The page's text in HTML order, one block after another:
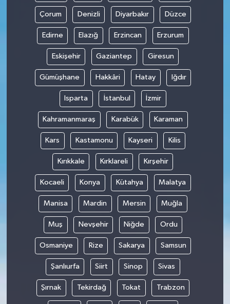
Çorum Denizli Diyarbakır Düzce
Edirne Elazığ Erzincan Erzurum
Eskişehir Gaziantep Giresun
Gümüşhane Hakkâri Hatay Iğdır
Isparta İstanbul İzmir
Kahramanmaraş Karabük Karaman
Kars Kastamonu Kayseri Kilis
Kırıkkale Kırklareli Kırşehir
Kocaeli Konya Kütahya Malatya
Manisa Mardin Mersin Muğla
Muş Nevşehir Niğde Ordu
Osmaniye Rize Sakarya Samsun
Şanlıurfa Siirt Sinop Sivas
Şırnak Tekirdağ Tokat Trabzon